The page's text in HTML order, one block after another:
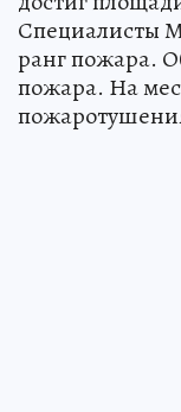
Специалисты
ранг пожара.
пожара. На